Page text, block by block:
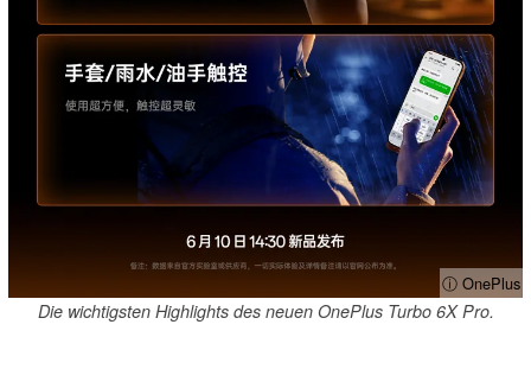
ⓘ OnePlus
Die wichtigsten Highlights des neuen OnePlus Turbo 6X Pro.